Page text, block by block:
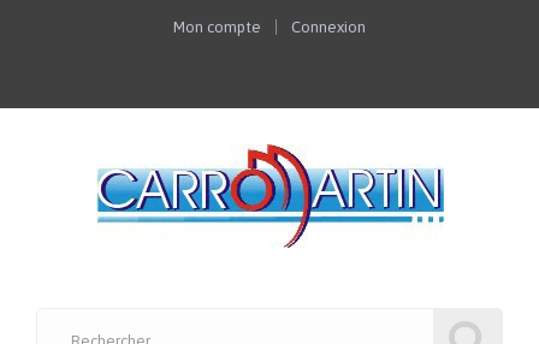
Mon compte Connexion